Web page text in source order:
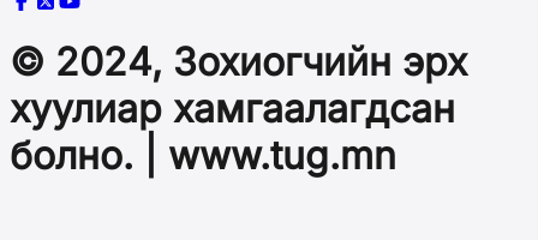
© 2024, Зохиогчийн эрх
хуулиар хамгаалагдсан
болно. | www.tug.mn